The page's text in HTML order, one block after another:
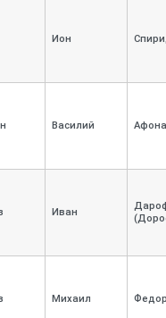
Ион
Василий
Иван
Михаил